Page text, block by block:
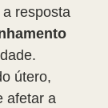
resposta
útero,
afetar a